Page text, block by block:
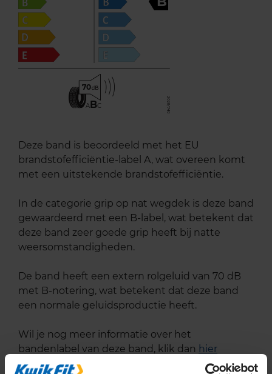
70
ABC
Deze band is beoordeeld met het EU
brandstofefficiëntie-label A, wat overeen komt
met een uitstekende brandstofefficiëntie.
In de categorie grip op nat wegdek is deze band
gewaardeerd met een B-label, wat betekent dat
deze band zeer goede grip heeft bij natte
weersomstandigheden.
De band heeft een extern rolgeluid van 70 dB
met B-notering, wat betekent dat deze band
een normale geluidsproductie heeft.
Wil je nog meer informatie over het
bandenlabel van deze band, klik dan hier